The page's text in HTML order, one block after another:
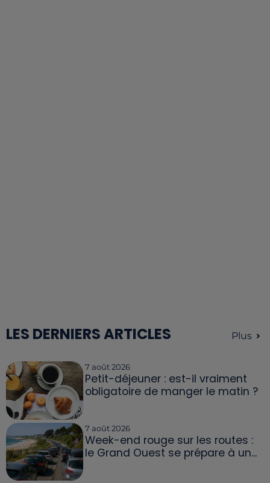
LES DERNIERS ARTICLES Plus
7 août 2026
Petit-déjeuner : est-il vraiment
obligatoire de manger le matin ?
7 août 2026
Week-end rouge sur les routes :
le Grand Ouest se prépare à un...